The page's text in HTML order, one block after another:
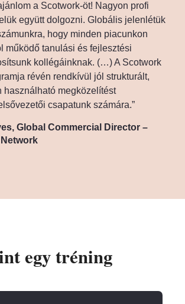
a Scotwork-öt! Nagyon profi
együtt dolgozni. Globális jelenlétük
hogy minden piacunkon
működő tanulási és fejlesztési
kollégáinknak. (…) A Scotwork
révén rendkívül jól strukturált,
használható megközelítést
csapatunk számára.”
Global Commercial Director –
egy tréning